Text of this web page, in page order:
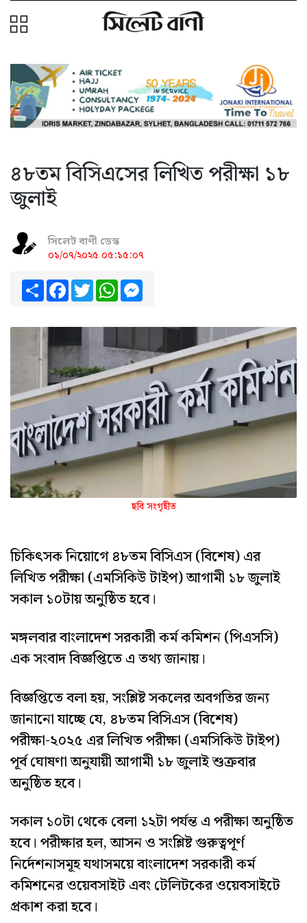
৪৮তম বিসিএসের লিখিত পরীক্ষা ১৮
জুলাই
সিলেট বাণী ডেস্ক
০১/০৭/২০২৫ ০৫:১৫:০৭
ShareFacebook
TwitterWhatsApp
ছবি সংগৃহীত
চিকিৎসক নিয়োগে ৪৮তম বিসিএস (বিশেষ) এর
লিখিত পরীক্ষা (এমসিকিউ টাইপ) আগামী ১৮ জুলাই
সকাল ১০টায় অনুষ্ঠিত হবে।
মঙ্গলবার বাংলাদেশ সরকারী কর্ম কমিশন (পিএসসি)
এক সংবাদ বিজ্ঞপ্তিতে এ তথ্য জানায়।
বিজ্ঞপ্তিতে বলা হয়, সংশ্লিষ্ট সকলের অবগতির জন্য
জানানো যাচ্ছে যে, ৪৮তম বিসিএস (বিশেষ)
পরীক্ষা-২০২৫ এর লিখিত পরীক্ষা (এমসিকিউ টাইপ)
পূর্ব ঘোষণা অনুযায়ী আগামী ১৮ জুলাই শুক্রবার
অনুষ্ঠিত হবে।
সকাল ১০টা থেকে বেলা ১২টা পর্যন্ত এ পরীক্ষা অনুষ্ঠিত
হবে। পরীক্ষার হল, আসন ও সংশ্লিষ্ট গুরুত্বপূর্ণ
নির্দেশনাসমূহ যথাসময়ে বাংলাদেশ সরকারী কর্ম
কমিশনের ওয়েবসাইট এবং টেলিটকের ওয়েবসাইটে
প্রকাশ করা হবে।